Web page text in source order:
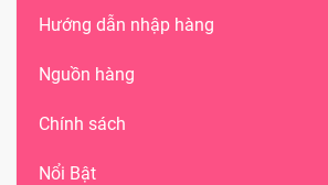
Hướng dẫn nhập hàng
Nguồn hàng
Chính sách
Nổi Bật